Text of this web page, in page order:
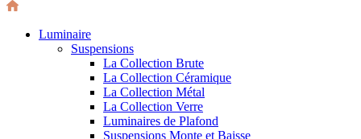
Luminaire
Suspensions
La Collection Brute
La Collection Céramique
La Collection Métal
La Collection Verre
Luminaires de Plafond
Suspensions Monte et Baisse